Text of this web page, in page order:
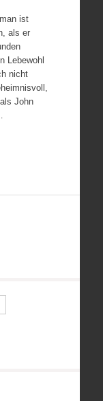
ist
als er
Lebewohl
nicht
John